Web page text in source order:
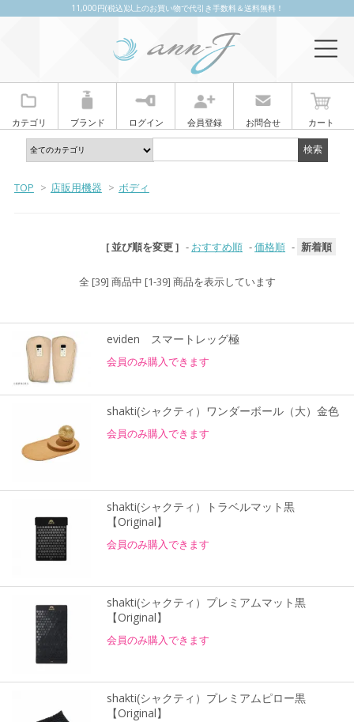
11,000円(税込)以上のお買い物で代引き手数料＆送料無料！
カテゴリ ブランド ログイン 会員登録 お問合せ カート
TOP > 店販用機器 > ボディ
[ 並び順を変更 ] - おすすめ順 -価格順 - 新着順
全 [39] 商品中 [1-39] 商品を表示しています
eviden スマートレッグ極
会員のみ購入できます
shakti(シャクティ）ワンダーボール（大）金色
会員のみ購入できます
shakti(シャクティ）トラベルマット黒
【Original】
会員のみ購入できます
shakti(シャクティ）プレミアムマット黒
【Original】
会員のみ購入できます
shakti(シャクティ）プレミアムピロー黒
【Original】